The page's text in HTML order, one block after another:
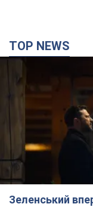
TOP NEWS
Зеленський